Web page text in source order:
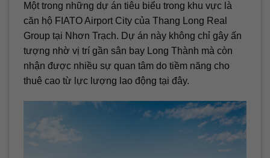
Một trong những dự án tiêu biểu trong khu vực là
căn hộ FIATO Airport City của Thang Long Real
Group tại Nhơn Trạch. Dự án này không chỉ gây ấn
tượng nhờ vị trí gần sân bay Long Thành mà còn
nhận được nhiều sự quan tâm do tiềm năng cho
thuê cao từ lực lượng lao động tại đây.